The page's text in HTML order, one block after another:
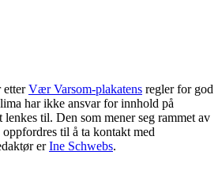
etter Vær Varsom-plakatens regler for god
har ikke ansvar for innhold på
lenkes til. Den som mener seg rammet av
til å ta kontakt med
er Ine Schwebs.